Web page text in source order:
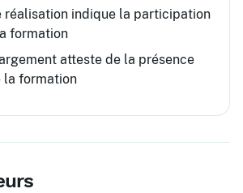
réalisation indique la participation
formation
atteste de la présence
la formation